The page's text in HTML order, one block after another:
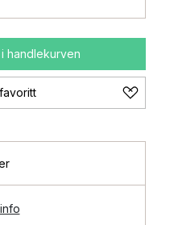
handlekurven